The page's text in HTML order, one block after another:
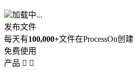
加载中...
发布文件
每天有100,000+文件在ProcessOn创建
免费使用
产品  